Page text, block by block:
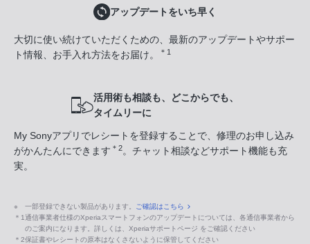
アップデートをいち早く
大切に使い続けていただくための、最新のアップデートやサポー
ト情報、お手入れ方法をお届け。
＊1
活用術も相談も、どこからでも、
タイムリーに
My Sonyアプリでレシートを登録することで、修理のお申し込み
がかんたんにできます ＊2。チャット相談などサポート機能も充
実。
※ 一部登録できない製品があります。 ご確認はこちら
＊1通信事業者仕様のXperiaスマートフォンのアップデートについては、各通信事業者から
のご案内になります。詳しくは、Xperiaサポートページ をご確認ください
＊2保証書やレシートの原本はなくさないように保管してください